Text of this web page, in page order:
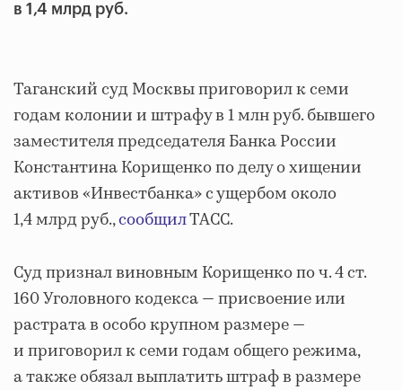
в 1,4 млрд руб.
Таганский суд Москвы приговорил к семи
годам колонии и штрафу в 1 млн руб. бывшего
заместителя председателя Банка России
Константина Корищенко по делу о хищении
активов «Инвестбанка» с ущербом около
1,4 млрд руб.,сообщилТАСС.
Суд признал виновным Корищенко по ч. 4 ст.
160 Уголовного кодекса — присвоение или
растрата в особо крупном размере —
и приговорил к семи годам общего режима,
а также обязал выплатить штраф в размере